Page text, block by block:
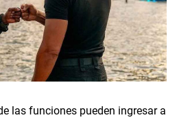
las funciones pueden ingresar a